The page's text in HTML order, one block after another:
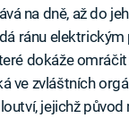
na dně, až do
ránu
dokáže omráčit
ve zvláštních
jejichž původ